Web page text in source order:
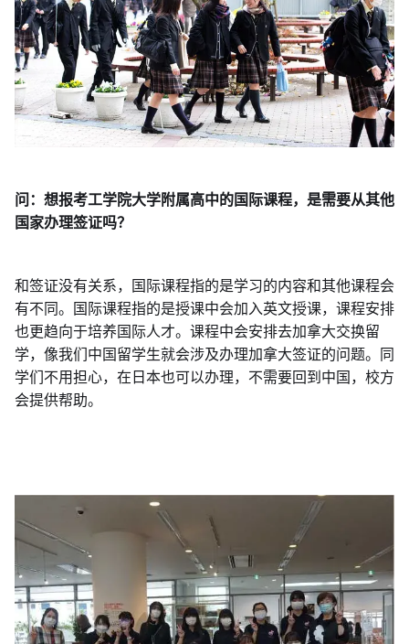
问：想报考工学院大学附属高中的国际课程，是需要从其他
国家办理签证吗？
和签证没有关系，国际课程指的是学习的内容和其他课程会
有不同。国际课程指的是授课中会加入英文授课，课程安排
也更趋向于培养国际人才。课程中会安排去加拿大交换留
学，像我们中国留学生就会涉及办理加拿大签证的问题。同
学们不用担心，在日本也可以办理，不需要回到中国，校方
会提供帮助。